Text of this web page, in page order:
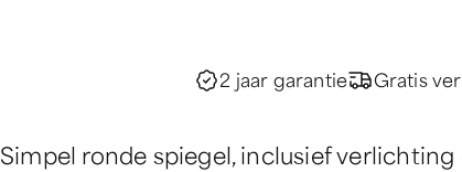
2 jaar garantie Gratis
Simpel ronde spiegel, inclusief